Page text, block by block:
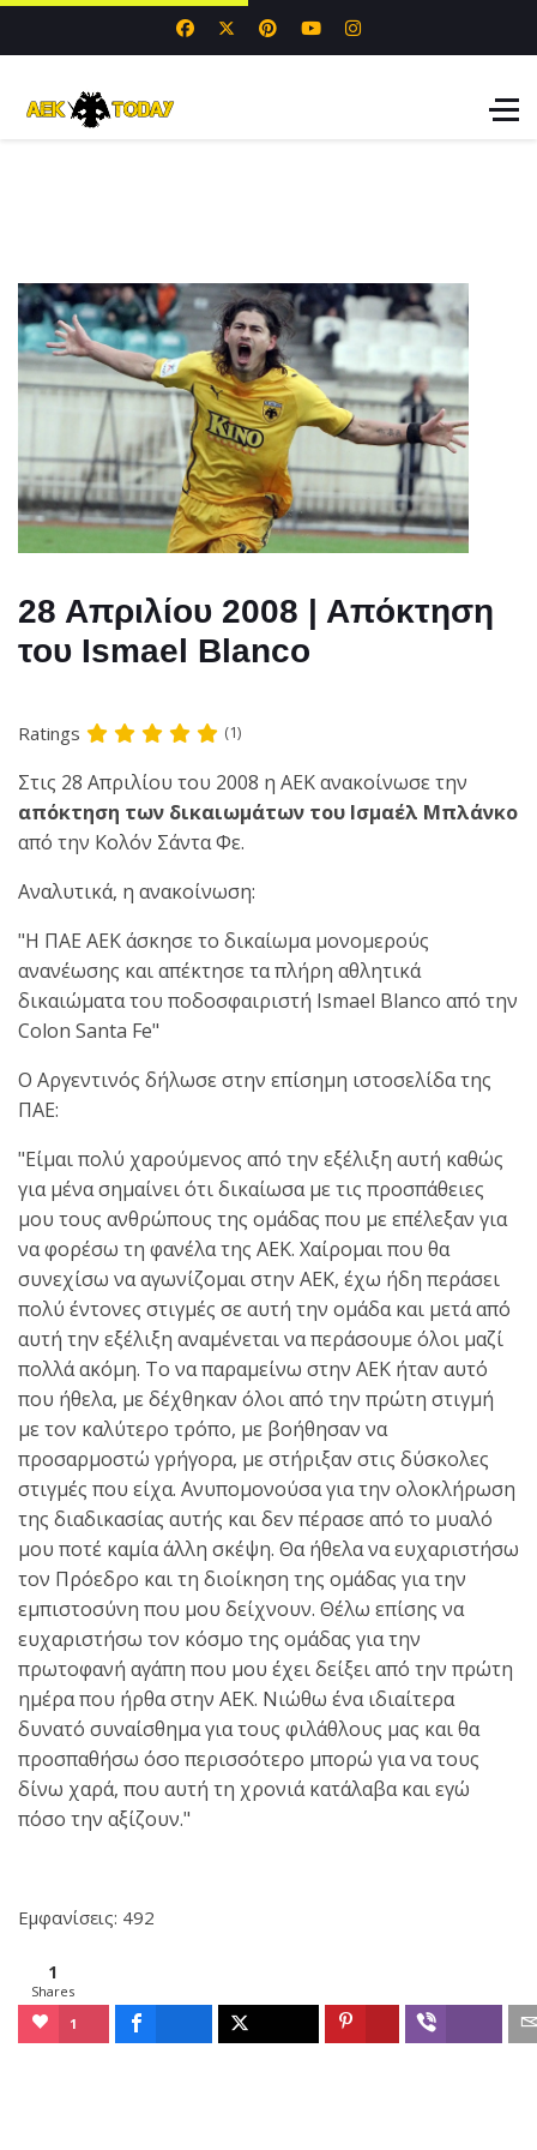
28 Απριλίου 2008 | Απόκτηση
του Ismael Blanco
Ratings (1)
Στις 28 Απριλίου του 2008 η ΑΕΚ ανακοίνωσε την
απόκτηση των δικαιωμάτων του Ισμαέλ Μπλάνκο
από την Κολόν Σάντα Φε.
Αναλυτικά, η ανακοίνωση:
"H ΠΑΕ ΑΕΚ άσκησε το δικαίωμα μονομερούς
ανανέωσης και απέκτησε τα πλήρη αθλητικά
δικαιώματα του ποδοσφαιριστή Ismael Blanco από την
Colon Santa Fe"
Ο Αργεντινός δήλωσε στην επίσημη ιστοσελίδα της
ΠΑΕ:
"Είμαι πολύ χαρούμενος από την εξέλιξη αυτή καθώς
για μένα σημαίνει ότι δικαίωσα με τις προσπάθειες
μου τους ανθρώπους της ομάδας που με επέλεξαν για
να φορέσω τη φανέλα της ΑΕΚ. Χαίρομαι που θα
συνεχίσω να αγωνίζομαι στην ΑΕΚ, έχω ήδη περάσει
πολύ έντονες στιγμές σε αυτή την ομάδα και μετά από
αυτή την εξέλιξη αναμένεται να περάσουμε όλοι μαζί
πολλά ακόμη. Το να παραμείνω στην ΑΕΚ ήταν αυτό
που ήθελα, με δέχθηκαν όλοι από την πρώτη στιγμή
με τον καλύτερο τρόπο, με βοήθησαν να
προσαρμοστώ γρήγορα, με στήριξαν στις δύσκολες
στιγμές που είχα. Ανυπομονούσα για την ολοκλήρωση
της διαδικασίας αυτής και δεν πέρασε από το μυαλό
μου ποτέ καμία άλλη σκέψη. Θα ήθελα να ευχαριστήσω
τον Πρόεδρο και τη διοίκηση της ομάδας για την
εμπιστοσύνη που μου δείχνουν. Θέλω επίσης να
ευχαριστήσω τον κόσμο της ομάδας για την
πρωτοφανή αγάπη που μου έχει δείξει από την πρώτη
ημέρα που ήρθα στην ΑΕΚ. Νιώθω ένα ιδιαίτερα
δυνατό συναίσθημα για τους φιλάθλους μας και θα
προσπαθήσω όσο περισσότερο μπορώ για να τους
δίνω χαρά, που αυτή τη χρονιά κατάλαβα και εγώ
πόσο την αξίζουν."
Εμφανίσεις: 492
1
Shares
1